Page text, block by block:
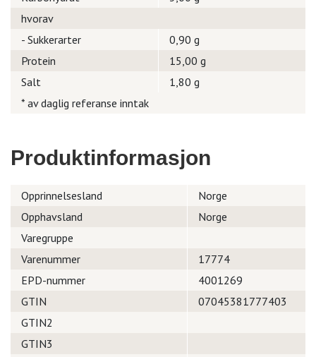
hvorav
- Sukkerarter
0,90 g
Protein
15,00 g
Salt
1,80 g
* av daglig referanse inntak
Produktinformasjon
Opprinnelsesland
Norge
Opphavsland
Norge
Varegruppe
Varenummer
17774
EPD-nummer
4001269
GTIN
07045381777403
GTIN2
GTIN3